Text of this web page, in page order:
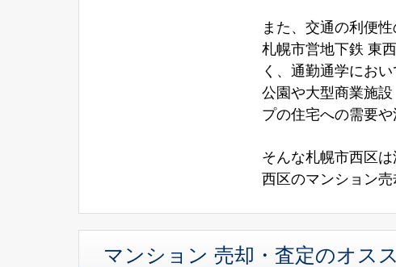
また、交通の利便
札幌市営地下鉄 東
く、通勤通学にお
公園や大型商業施
プの住宅への需要や
そんな札幌市西区
西区のマンション
マンション 売却・査定のオス